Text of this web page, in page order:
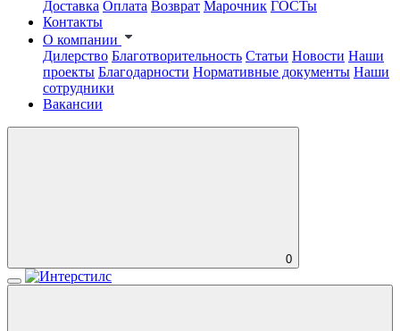
Доставка Оплата Возврат Марочник ГОСТы
Контакты
О компании
Дилерство Благотворительность Статьи Новости Наши
проекты Благодарности Нормативные документы Наши
сотрудники
Вакансии
0